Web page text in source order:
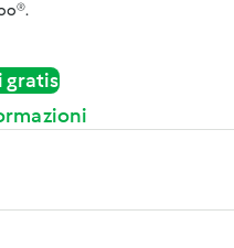
gratis